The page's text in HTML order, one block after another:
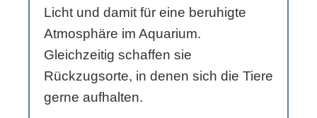
Licht und damit für eine beruhigte
Atmosphäre im Aquarium.
Gleichzeitig schaffen sie
Rückzugsorte, in denen sich die Tiere
gerne aufhalten.